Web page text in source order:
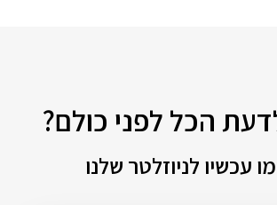
הכל לפני כולם?
עכשיו לניוזלטר שלנו